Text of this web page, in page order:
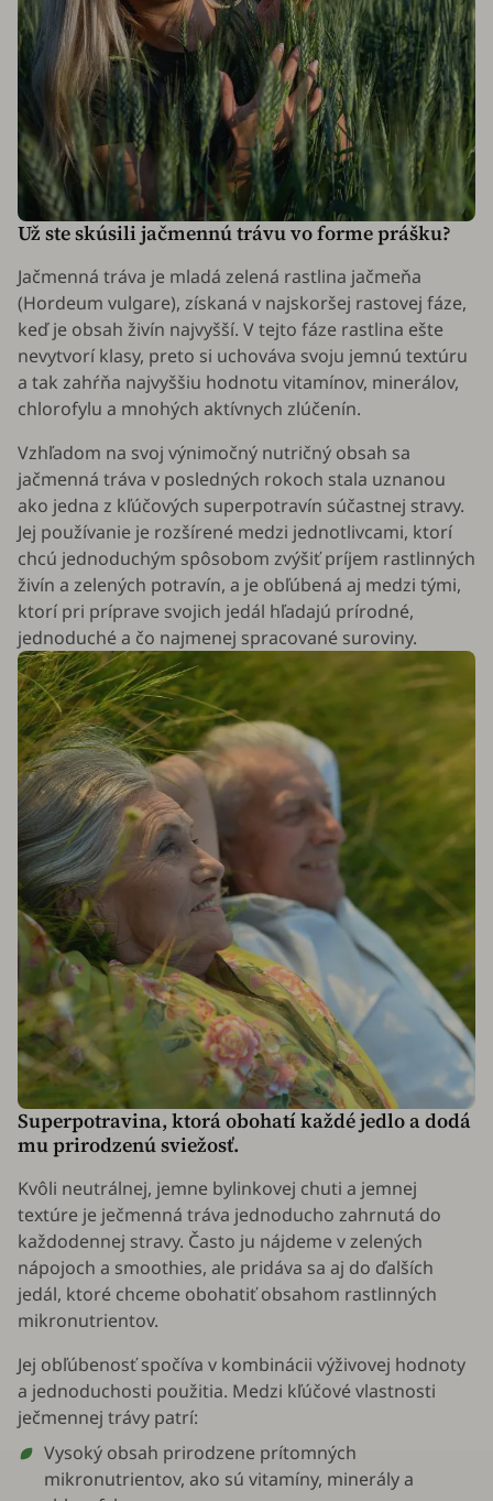
Už ste skúsili jačmennú trávu vo forme prášku?
Jačmenná tráva je mladá zelená rastlina jačmeňa
(Hordeum vulgare), získaná v najskoršej rastovej fáze,
keď je obsah živín najvyšší. V tejto fáze rastlina ešte
nevytvorí klasy, preto si uchováva svoju jemnú textúru
a tak zahŕňa najvyššiu hodnotu vitamínov, minerálov,
chlorofylu a mnohých aktívnych zlúčenín.
Vzhľadom na svoj výnimočný nutričný obsah sa
jačmenná tráva v posledných rokoch stala uznanou
ako jedna z kľúčových superpotravín súčastnej stravy.
Jej používanie je rozšírené medzi jednotlivcami, ktorí
chcú jednoduchým spôsobom zvýšiť príjem rastlinných
živín a zelených potravín, a je obľúbená aj medzi tými,
ktorí pri príprave svojich jedál hľadajú prírodné,
jednoduché a čo najmenej spracované suroviny.
Superpotravina, ktorá obohatí každé jedlo a dodá
mu prirodzenú sviežosť.
Kvôli neutrálnej, jemne bylinkovej chuti a jemnej
textúre je ječmenná tráva jednoducho zahrnutá do
každodennej stravy. Často ju nájdeme v zelených
nápojoch a smoothies, ale pridáva sa aj do ďalších
jedál, ktoré chceme obohatiť obsahom rastlinných
mikronutrientov.
Jej obľúbenosť spočíva v kombinácii výživovej hodnoty
a jednoduchosti použitia. Medzi kľúčové vlastnosti
ječmennej trávy patrí:
Vysoký obsah prirodzene prítomných
mikronutrientov, ako sú vitamíny, minerály a